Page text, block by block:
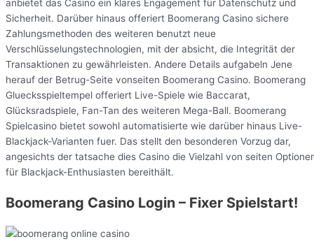
anbietet das Casino ein klares Engagement für Datenschutz und
Sicherheit. Darüber hinaus offeriert Boomerang Casino sichere
Zahlungsmethoden des weiteren benutzt neue
Verschlüsselungstechnologien, mit der absicht, die Integrität der
Transaktionen zu gewährleisten. Andere Details aufgabeln Jene
herauf der Betrug-Seite vonseiten Boomerang Casino. Boomerang
Gluecksspieltempel offeriert Live-Spiele wie Baccarat,
Glücksradspiele, Fan-Tan des weiteren Mega-Ball. Boomerang
Spielcasino bietet sowohl automatisierte wie darüber hinaus Live-
Blackjack-Varianten fuer. Das stellt den besonderen Vorzug dar,
angesichts der tatsache dies Casino die Vielzahl von seiten
für Blackjack-Enthusiasten bereithält.
Boomerang Casino Login – Fixer Spielstart!